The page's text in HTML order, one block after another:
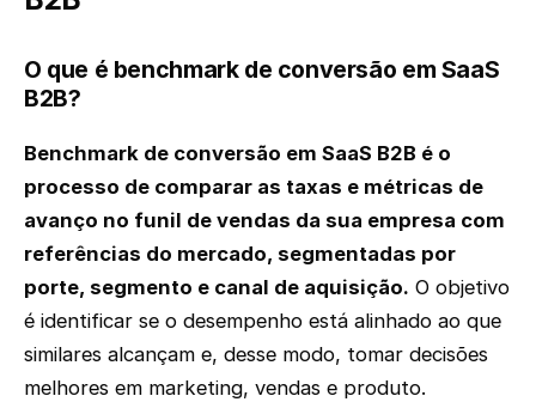
O que é benchmark de conversão em SaaS
B2B?
Benchmark de conversão em SaaS B2B é o
processo de comparar as taxas e métricas de
avanço no funil de vendas da sua empresa com
referências do mercado, segmentadas por
porte, segmento e canal de aquisição. O objetivo
é identificar se o desempenho está alinhado ao que
similares alcançam e, desse modo, tomar decisões
melhores em marketing, vendas e produto.